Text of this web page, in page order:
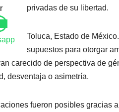
privadas de su libertad.
Toluca, Estado de
supuestos para otorgar
carecido de perspectiva de
desventaja o asimetría.
fueron posibles gracias